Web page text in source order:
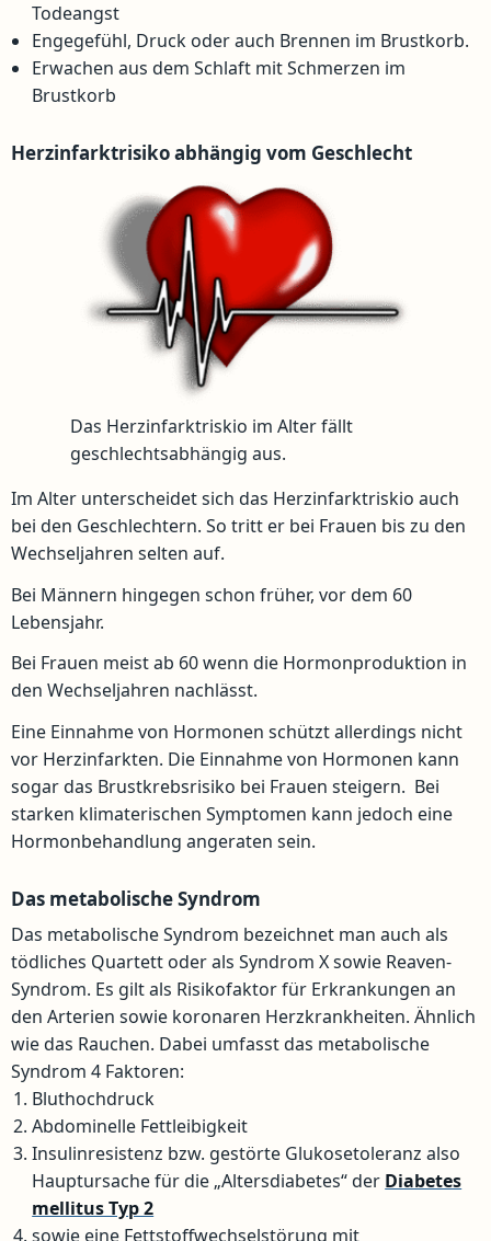
Todeangst
Engegefühl, Druck oder auch Brennen im Brustkorb.
Erwachen aus dem Schlaft mit Schmerzen im
Brustkorb
Herzinfarktrisiko abhängig vom Geschlecht
Das Herzinfarktriskio im Alter fällt
geschlechtsabhängig aus.
Im Alter unterscheidet sich das Herzinfarktriskio auch
bei den Geschlechtern. So tritt er bei Frauen bis zu den
Wechseljahren selten auf.
Bei Männern hingegen schon früher, vor dem 60
Lebensjahr.
Bei Frauen meist ab 60 wenn die Hormonproduktion in
den Wechseljahren nachlässt.
Eine Einnahme von Hormonen schützt allerdings nicht
vor Herzinfarkten. Die Einnahme von Hormonen kann
sogar das Brustkrebsrisiko bei Frauen steigern. Bei
starken klimaterischen Symptomen kann jedoch eine
Hormonbehandlung angeraten sein.
Das metabolische Syndrom
Das metabolische Syndrom bezeichnet man auch als
tödliches Quartett oder als Syndrom X sowie Reaven-
Syndrom. Es gilt als Risikofaktor für Erkrankungen an
den Arterien sowie koronaren Herzkrankheiten. Ähnlich
wie das Rauchen. Dabei umfasst das metabolische
Syndrom 4 Faktoren:
Bluthochdruck
Abdominelle Fettleibigkeit
Insulinresistenz bzw. gestörte Glukosetoleranz also
Hauptursache für die „Altersdiabetes“ der Diabetes
mellitus Typ 2
sowie eine Fettstoffwechselstörung mit